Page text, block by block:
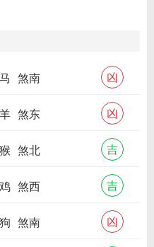
煞南 凶
煞东 凶
煞北 吉
煞西 吉
煞南 凶